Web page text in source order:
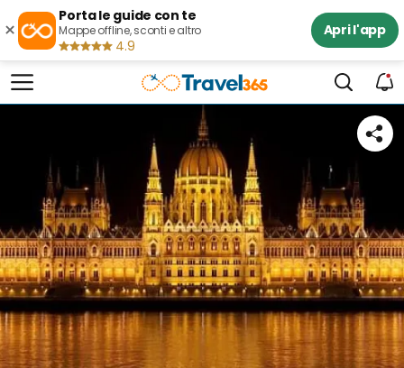
×
Porta le guide con te
Mappe offline, sconti e altro
4.9
Apri l'app